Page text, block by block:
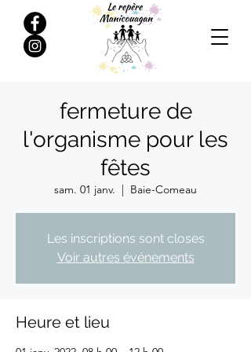
fermeture de
l'organisme pour les
fêtes
sam. 01 janv.
  |
Baie-Comeau
Les inscriptions sont closes
Voir autres événements
Heure et lieu